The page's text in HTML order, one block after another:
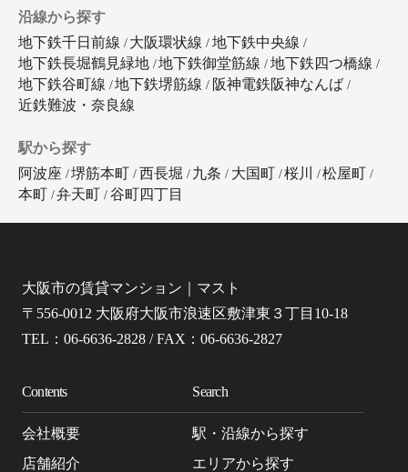
沿線から探す
地下鉄千日前線
大阪環状線 地下鉄中央線
地下鉄長堀鶴見緑地
地下鉄御堂筋線 地下鉄四つ橋線
地下鉄谷町線
地下鉄堺筋線 阪神電鉄阪神なんば
近鉄難波・奈良線
駅から探す
阿波座
堺筋本町 西長堀 九条 大国町 桜川
松屋町
本町
弁天町 谷町四丁目
大阪市の賃貸マンション｜マスト
〒556-0012 大阪府大阪市浪速区敷津東３丁目10-18
TEL：06-6636-2828 / FAX：06-6636-2827
Contents
会社概要
店舗紹介
Search
駅・沿線から探す
エリアから探す